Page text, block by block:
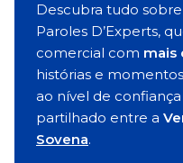
Descubra tudo sobre
Paroles D’Experts,
comercial com mais
histórias e
ao nível de
partilhado entre a
Sovena.